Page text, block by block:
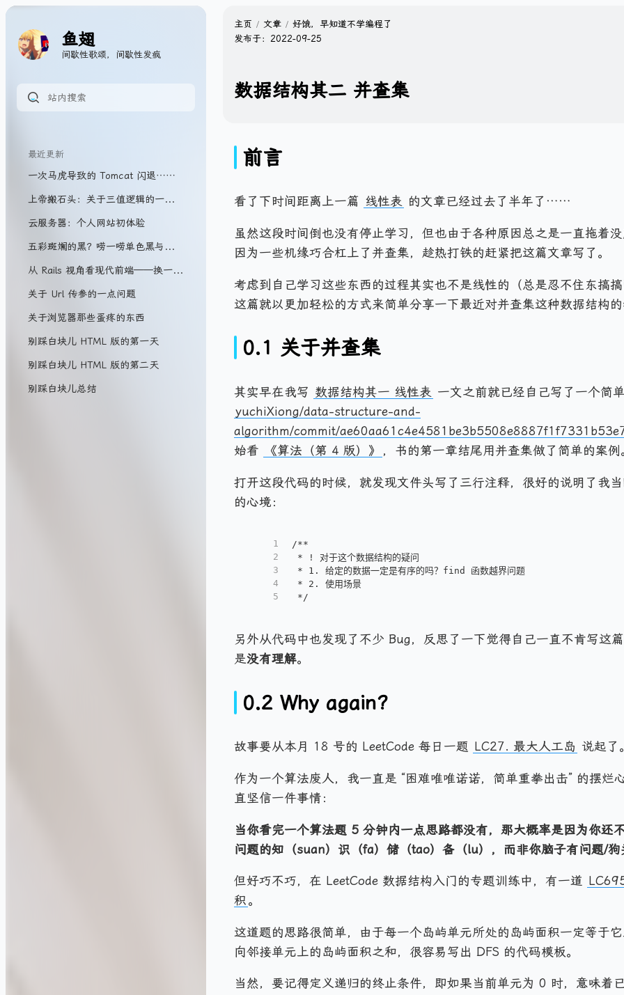
鱼翅
间歇性歌颂，间歇性发疯
最近更新
一次马虎导致的 Tomcat 闪退……
上帝搬石头：关于三值逻辑的一些胡思……
云服务器：个人网站初体验
五彩斑斓的黑？唠一唠单色黑与四色黑
从 Rails 视角看现代前端——换一种方式实现 SPA
关于 Url 传参的一点问题
关于浏览器那些蛋疼的东西
别踩白块儿 HTML 版的第一天
别踩白块儿 HTML 版的第二天
别踩白块儿总结
主页 文章
好饿，早知道不学编程了
发布于： 2022-09-25
数据结构其二 并查集
前言
看了下时间距离上一篇 线性表 的文章已经过去了半年了……
虽然这段时间倒也没有停止学习，但也由于各种原因总之是一直拖着
因为一些机缘巧合杠上了并查集，趁热打铁的赶紧把这篇文章写了。
考虑到自己学习这些东西的过程其实也不是线性的（总是忍不住东搞
这篇就以更加轻松的方式来简单分享一下最近对并查集这种数据结构的
0.1 关于并查集
其实早在我写 数据结构其一 线性表 一文之前就已经自己写了一个简
yuchiXiong/data-structure-and-
algorithm/commit/
始看
《算法（第 4 版）》 ，书的第一章结尾用并查集做了简单的案例
打开这段代码的时候，就发现文件头写了三行注释，很好的说明了我
的心境：
1
2
3
4
5
/**
* ! 对于这个数据结构的疑问
* 1. 给定的数据一定是有序的吗？find 函数越界问题
* 2. 使用场景
*/
另外从代码中也发现了不少 Bug，反思了一下觉得自己一直不肯写这
是没有理解。
0.2 Why again?
故事要从本月 18 号的 LeetCode 每日一题 LC27. 最大人工岛 说起了。
作为一个算法废人，我一直是 “困难唯唯诺诺，简单重拳出击” 的摆烂
直坚信一件事情：
当你看完一个算法题 5 分钟内一点思路都没有，那大概率是因为你还
问题的知（suan）识（fa）储（tao）备（lu），而非你脑子有问题/狗
但好巧不巧，在 LeetCode 数据结构入门的专题训练中，有一道
积 。
这道题的思路很简单，由于每一个岛屿单元所处的岛屿面积一定等于
向邻接单元上的岛屿面积之和，很容易写出 DFS 的代码模板。
当然，要记得定义递归的终止条件，即如果当前单元为 0 时，意味着